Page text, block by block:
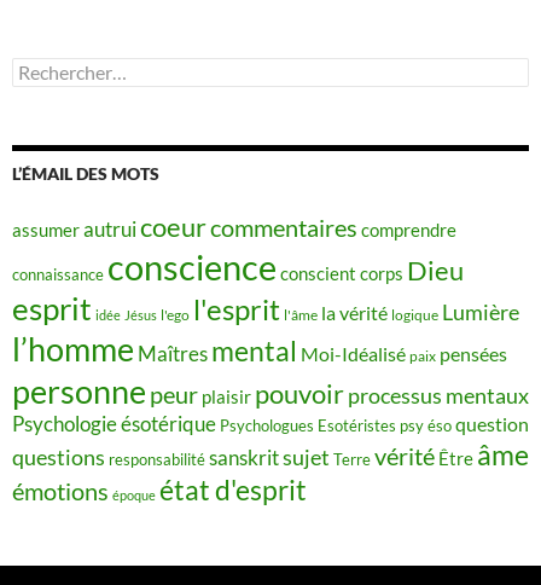
Rechercher :
L’ÉMAIL DES MOTS
assumerautruicoeurcommentaires comprendre
connaissance conscience conscient corps Dieu
esprit idée Jésus l'ego l'esprit l'âme la vérité logique Lumière
l’homme Maîtres mental Moi-Idéalisé paix pensées
personne peur plaisir pouvoirprocessus mentaux
Psychologie ésotérique Psychologues Esotéristes psy ésoquestion
questions responsabilitésanskritsujet Terrevérité Être âme
émotions époque état d'esprit